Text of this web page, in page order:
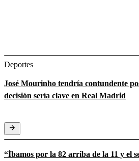
Deportes
José Mourinho tendría contundente
decisión sería clave en Real Madrid
“Íbamos por la 82 arriba de la 11 y el